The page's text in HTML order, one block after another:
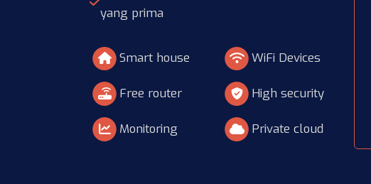
yang prima
Smart house
Free router
Monitoring
WiFi Devices
High security
Private cloud